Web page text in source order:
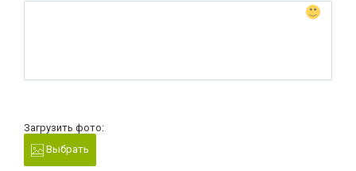
Загрузить фото:
Выбрать